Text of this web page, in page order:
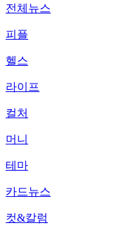
전체뉴스
피플
헬스
라이프
컬처
머니
테마
카드뉴스
컷&칼럼